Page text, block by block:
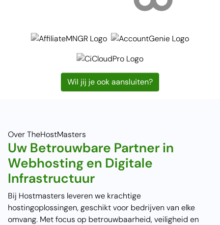
Wil jij je ook aansluiten?
Over TheHostMasters
Uw Betrouwbare Partner in
Webhosting en Digitale
Infrastructuur
Bij Hostmasters leveren we krachtige
hostingoplossingen, geschikt voor bedrijven van elke
omvang. Met focus op betrouwbaarheid, veiligheid en